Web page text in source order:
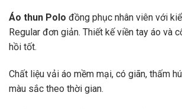
Áo thun Polo đồng phục nhân viên với
Regular đơn giản. Thiết kế viền tay áo và
hồi tốt.
Chất liệu vải áo mềm mại, có giãn, thấm
màu sắc theo thời gian.